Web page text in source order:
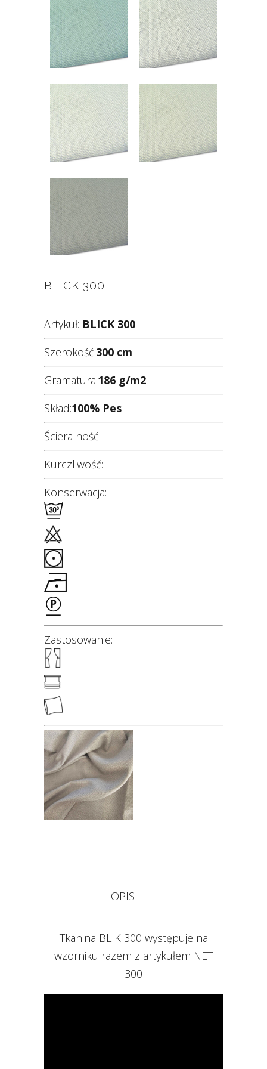
BLICK 300
Artykuł: BLICK 300
Szerokość:300 cm
Gramatura:186 g/m2
Skład:100% Pes
Ścieralność:
Kurczliwość:
Konserwacja:
Zastosowanie:
OPIS
Tkanina BLIK 300 występuje na
wzorniku razem z artykułem NET
300